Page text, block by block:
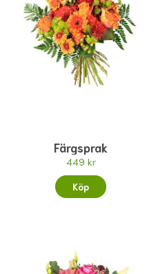
Färgsprak
449 kr
Köp